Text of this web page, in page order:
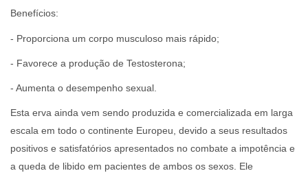
Benefícios:
- Proporciona um corpo musculoso mais rápido;
- Favorece a produção de Testosterona;
- Aumenta o desempenho sexual.
Esta erva ainda vem sendo produzida e comercializada em larga
escala em todo o continente Europeu, devido a seus resultados
positivos e satisfatórios apresentados no combate a impotência e
a queda de libido em pacientes de ambos os sexos. Ele